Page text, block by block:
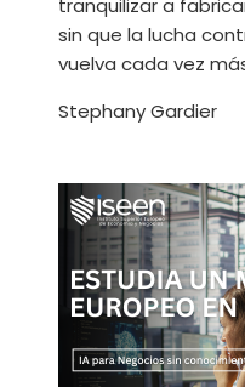
sin que la lucha
vuelva cada vez
Stephany Gardier